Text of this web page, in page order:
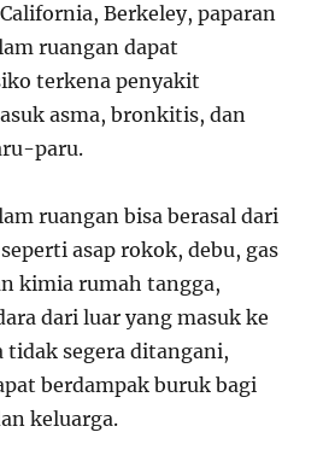
Berkeley, paparan
ruangan dapat
terkena penyakit
asma, bronkitis, dan
paru.
ruangan bisa berasal dari
asap rokok, debu, gas
kimia rumah tangga,
dari luar yang masuk ke
tidak segera ditangani,
berdampak buruk bagi
keluarga.